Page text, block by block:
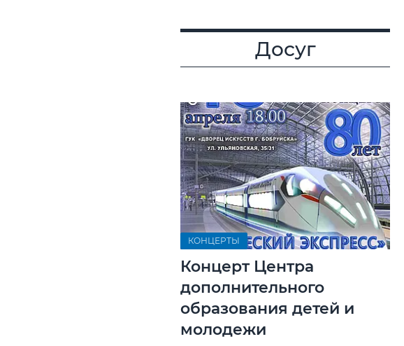
Досуг
КОНЦЕРТЫ
Концерт Центра
дополнительного
образования детей и
молодежи